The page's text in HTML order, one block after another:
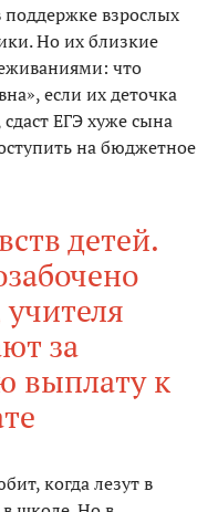
взрослых
Но их близкие
что
если их деточка
ЕГЭ хуже сына
на бюджетное
детей.
за
выплату к
когда лезут в